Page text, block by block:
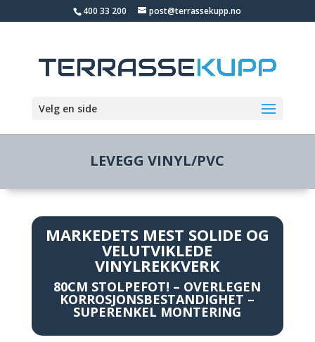
400 33 200 post@terrassekupp.no
Velg en side
LEVEGG VINYL/PVC
MARKEDETS MEST SOLIDE OG
VELUTVIKLEDE
VINYLREKKVERK
80CM STOLPEFOT! – OVERLEGEN
KORROSJONSBESTANDIGHET –
SUPERENKEL MONTERING